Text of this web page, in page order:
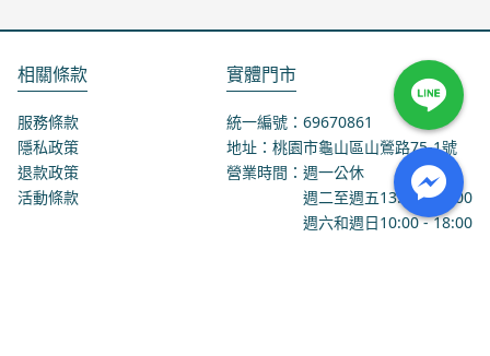
相關條款
服務條款
隱私政策
退款政策
活動條款
實體門市
統一編號：69670861
地址：桃園市龜山區山鶯路75-1號
營業時間：週一公休
週二至週五13:00 - 18:00
週六和週日10:00 - 18:00